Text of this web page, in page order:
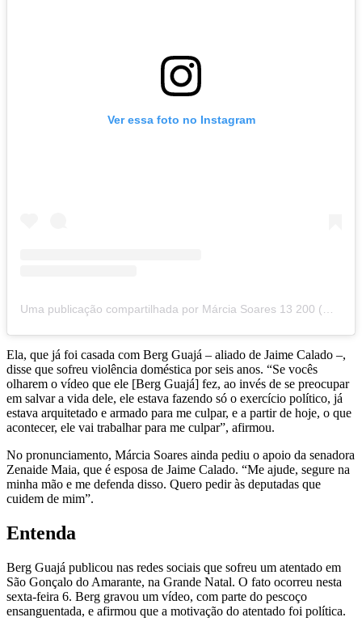
Ver essa foto no Instagram
Ela, que já foi casada com Berg Guajá – aliado de Jaime Calado –,
disse que sofreu violência doméstica por seis anos. “Se vocês
olharem o vídeo que ele [Berg Guajá] fez, ao invés de se preocupar
em salvar a vida dele, ele estava fazendo só o exercício político, já
estava arquitetado e armado para me culpar, e a partir de hoje, o que
acontecer, ele vai trabalhar para me culpar”, afirmou.
No pronunciamento, Márcia Soares ainda pediu o apoio da senadora
Zenaide Maia, que é esposa de Jaime Calado. “Me ajude, segure na
minha mão e me defenda disso. Quero pedir às deputadas que
cuidem de mim”.
Entenda
Berg Guajá publicou nas redes sociais que sofreu um atentado em
São Gonçalo do Amarante, na Grande Natal. O fato ocorreu nesta
sexta-feira 6. Berg gravou um vídeo, com parte do pescoço
ensanguentada, e afirmou que a motivação do atentado foi política.